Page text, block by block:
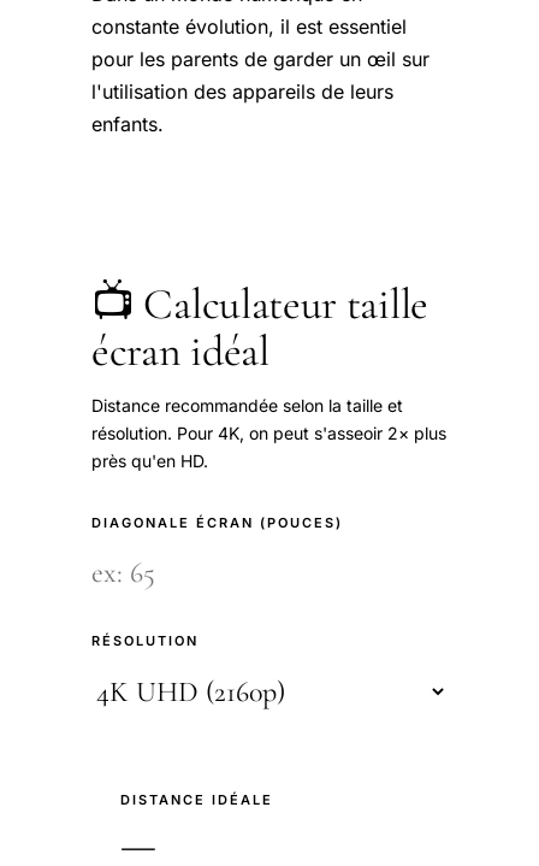
constante évolution, il est essentiel
pour les parents de garder un œil sur
l'utilisation des appareils de leurs
enfants.
📺 Calculateur taille
écran idéal
Distance recommandée selon la taille et
résolution. Pour 4K, on peut s'asseoir 2× plus
près qu'en HD.
DIAGONALE ÉCRAN (POUCES)
RÉSOLUTION
DISTANCE IDÉALE
—